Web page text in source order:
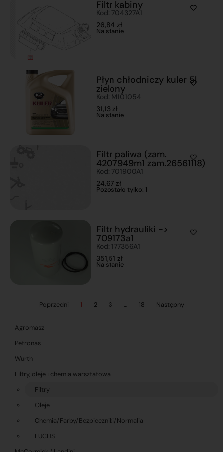
Agromasz
Petronas
Wurth
Filtry, oleje i chemia warsztatowa
Filtry
Oleje
Chemia/Farby/Bezpieczniki/Normalia
FUCHS
Filtr kabiny
Kod: 704327A1
26,84 zł
Na stanie
Płyn chłodniczy kuler 5l
zielony
Kod: M101054
31,13 zł
Na stanie
Filtr paliwa (zam.
4207949m1 zam.26561118)
Kod: 701900A1
24,67 zł
Pozostało tylko: 1
Filtr hydrauliki ->
709173a1
Kod: 177356A1
351,51 zł
Na stanie
Poprzedni 1 2 3 … 18 Następny